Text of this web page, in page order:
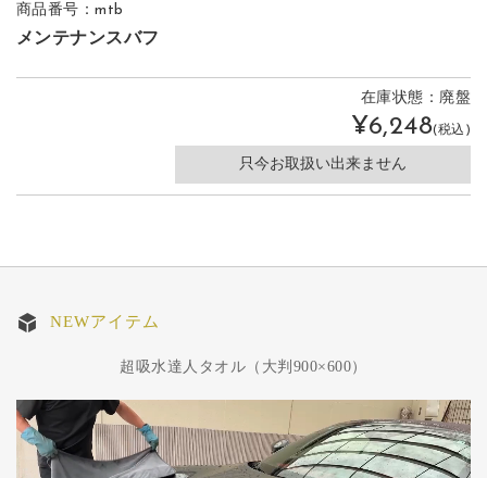
商品番号：mtb
メンテナンスバフ
在庫状態：廃盤
¥6,248(税込)
只今お取扱い出来ません
NEWアイテム
超吸水達人タオル（大判900×600）